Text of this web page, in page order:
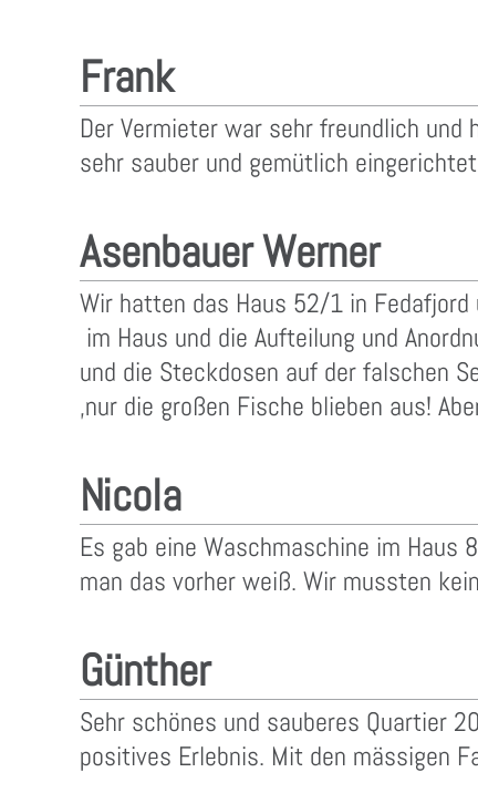
Frank
Der Vermieter war sehr freundlich
sehr sauber und gemütlich
Asenbauer Werner
Wir hatten das Haus 52/1 in
im Haus und die Aufteilung und
und die Steckdosen auf der falschen
,nur die großen Fische blieben aus!
Nicola
Es gab eine Waschmaschine im
man das vorher weiß. Wir mussten
Günther
Sehr schönes und sauberes Quartier
positives Erlebnis. Mit den mässigen